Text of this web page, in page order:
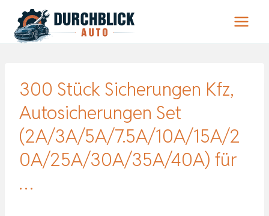
Inhalt
springen
300 Stück Sicherungen Kfz,
Autosicherungen Set
(2A/3A/5A/7.5A/10A/15A/2
0A/25A/30A/35A/40A) für
…